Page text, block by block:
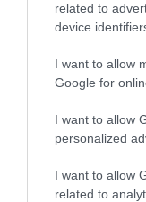
related to
device
I want to allow
Google for
I want to allow
personalized
I want to allow
related to
Ahány ház, annyi